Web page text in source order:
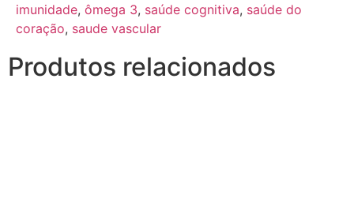
imunidade, ômega 3, saúde cognitiva, saúde do
coração, saude vascular
Produtos relacionados